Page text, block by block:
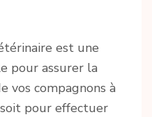
est une
pour assurer la
vos compagnons à
pour effectuer